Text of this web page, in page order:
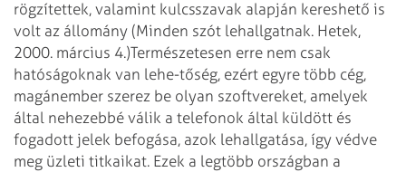
rögzítettek, valamint kulcsszavak alapján kereshető is
volt az állomány (Minden szót lehallgatnak. Hetek,
2000. március 4.)Természetesen erre nem csak
hatóságoknak van lehe-tőség, ezért egyre több cég,
magánember szerez be olyan szoftvereket, amelyek
által nehezebbé válik a telefonok által küldött és
fogadott jelek befogása, azok lehallgatása, így védve
meg üzleti titkaikat. Ezek a legtöbb országban a